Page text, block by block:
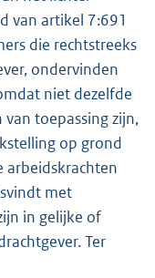
van artikel 7:691
die rechtstreeks
ondervinden
niet dezelfde
toepassing zijn,
op grond
arbeidskrachten
met
in gelijke of
Ter